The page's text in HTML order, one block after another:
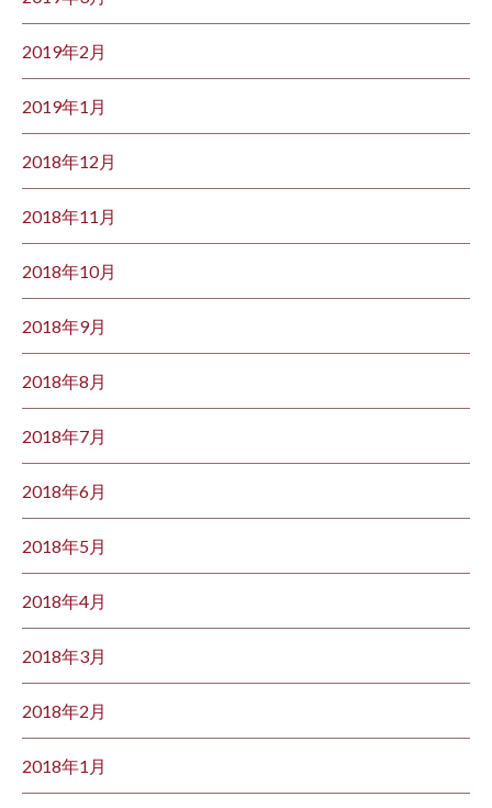
2019年2月
2019年1月
2018年12月
2018年11月
2018年10月
2018年9月
2018年8月
2018年7月
2018年6月
2018年5月
2018年4月
2018年3月
2018年2月
2018年1月